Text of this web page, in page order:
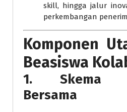
skill, hingga jalur
perkembangan
Komponen
Beasiswa
1. Skema
Bersama